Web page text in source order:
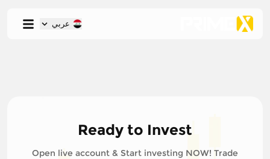
عربي
Ready to Invest
Open live account & Start investing NOW! Trade